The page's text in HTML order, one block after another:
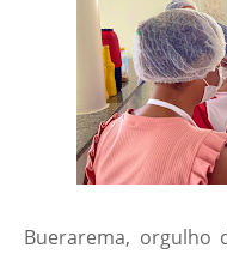
Buerarema, orgulho